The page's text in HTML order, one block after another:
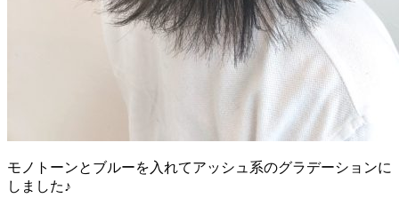
モノトーンとブルーを入れてアッシュ系のグラデーションに
しました♪